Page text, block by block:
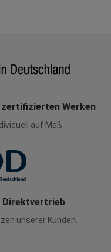
zertifizierten Werken
auf Maß.
Direktvertrieb
unserer Kunden.